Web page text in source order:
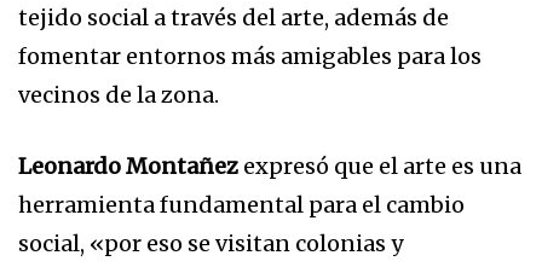
tejido social a través del arte, además de
fomentar entornos más amigables para los
vecinos de la zona.
Leonardo Montañez expresó que el arte es una
herramienta fundamental para el cambio
social, «por eso se visitan colonias y